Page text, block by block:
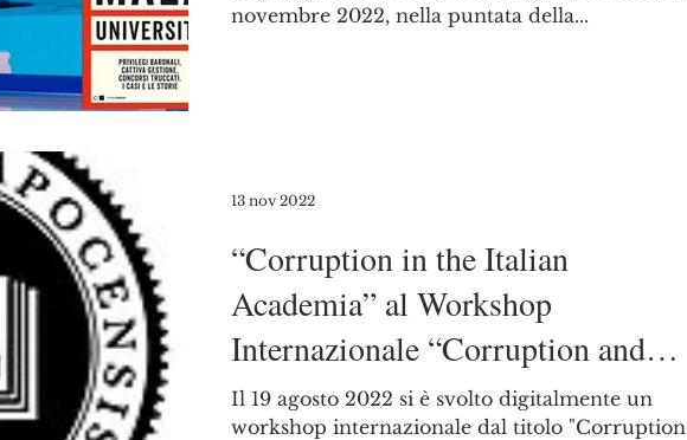
novembre 2022, nella puntata della...
“Corruption in the Italian
Academia” al Workshop
Internazionale “Corruption and
Clientelism”
Il 19 agosto 2022 si è svolto digitalmente un
workshop internazionale dal titolo "Corruption
13 nov 2022